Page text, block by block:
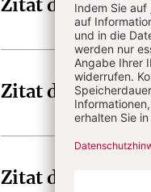
Zitat der Woche
Zitat der Woche
Zitat der Woche